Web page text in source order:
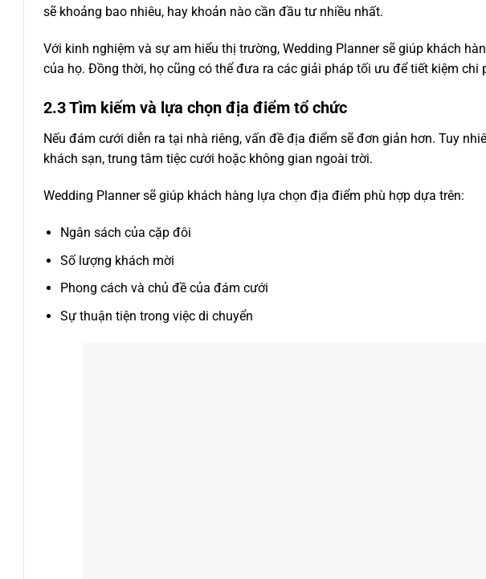
sẽ khoảng bao nhiêu, hay khoản nào cần đầu tư nhiều nhất.
Với kinh nghiệm và sự am hiểu thị trường, Wedding Planner sẽ giúp khách
của họ. Đồng thời, họ cũng có thể đưa ra các giải pháp tối ưu để tiết kiệm
2.3 Tìm kiếm và lựa chọn địa điểm tổ chức
Nếu đám cưới diễn ra tại nhà riêng, vấn đề địa điểm sẽ đơn giản hơn. Tuy
khách sạn, trung tâm tiệc cưới hoặc không gian ngoài trời.
Wedding Planner sẽ giúp khách hàng lựa chọn địa điểm phù hợp dựa trên:
Ngân sách của cặp đôi
Số lượng khách mời
Phong cách và chủ đề của đám cưới
Sự thuận tiện trong việc di chuyển